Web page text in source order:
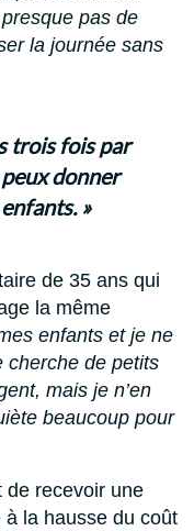
pas de
la journée sans
trois fois par
donner
»
de 35 ans qui
la même
enfants et je ne
cherche de petits
mais je n’en
beaucoup pour
de recevoir une
la hausse du coût